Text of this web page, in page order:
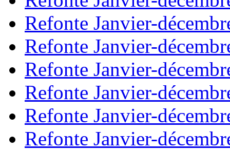
Refonte Janvier-
Refonte Janvier-
Refonte Janvier-
Refonte Janvier-
Refonte Janvier-
Refonte Janvier-